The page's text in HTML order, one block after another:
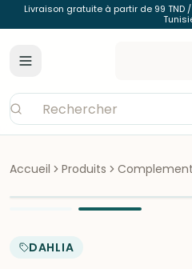
Livraison gratuite à partir de 99 TND
Accueil Produits
DAHLIA